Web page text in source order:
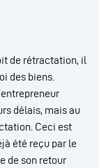
de rétractation, il
des biens.
délais, mais au
Ceci est
été reçu par le
de son retour